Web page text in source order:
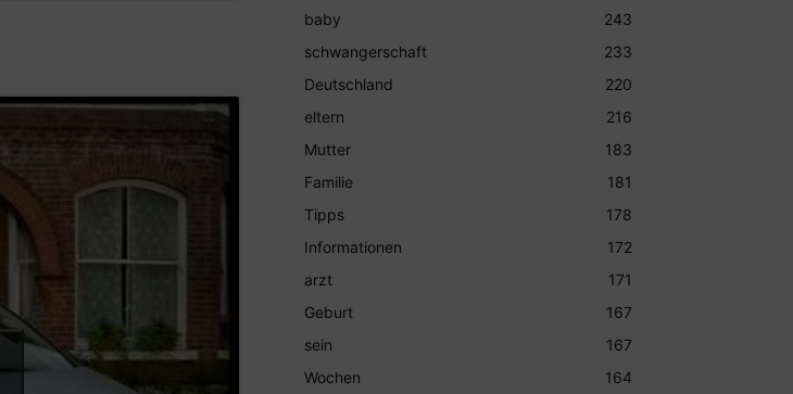
baby
243
schwangerschaft
233
Deutschland
220
eltern
216
Mutter
183
Familie
181
Tipps
178
Informationen
172
arzt
171
Geburt
167
sein
167
Wochen
164